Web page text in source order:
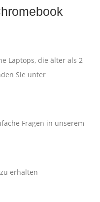
Laptops, die älter als 2
Sie unter
Fragen in unserem
erhalten